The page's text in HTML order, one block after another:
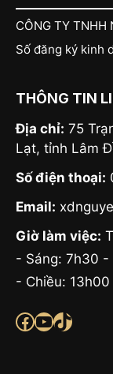
CÔNG TY TNHH
Số đăng ký kinh
THÔNG TIN
Địa chỉ: 75
Lạt, tỉnh Lâm
Số điện thoại:
Email:
Giờ làm việc:
- Sáng: 7h30 -
- Chiều:
Facebook
Youtube
TikTok